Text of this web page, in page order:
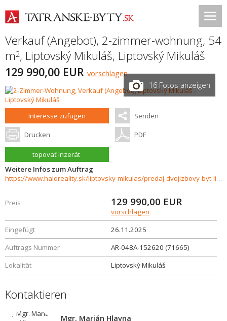
Verkauf (Angebot), 2-zimmer-wohnung, 54
m2, Liptovský Mikuláš, Liptovský Mikuláš
129 990,00 EUR vorschlagen
16 Fotos anzeigen
Interesse zufügen Senden
Drucken PDF
topovať inzerát
Weitere Infos zum Auftrag
https://www.haloreality.sk/liptovsky-mikulas/predaj-dvojizbovy-byt-liptovsky-mikulas-podbreziny---exkluzivne-halo-reality/71665
Preis 129 990,00 EUR
vorschlagen
Eingefügt
26.11.2025
Auftrags Nummer
AR-048A-152620 (71665)
Lokalität
Liptovský Mikuláš
Kontaktieren
Mgr. Marián Hlavna